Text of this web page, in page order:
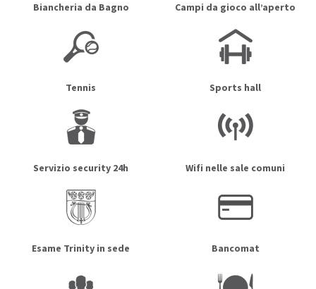
Biancheria da Bagno Campi da gioco all’aperto
Tennis Sports hall
Servizio security 24h Wifi nelle sale comuni
Esame Trinity in sede Bancomat